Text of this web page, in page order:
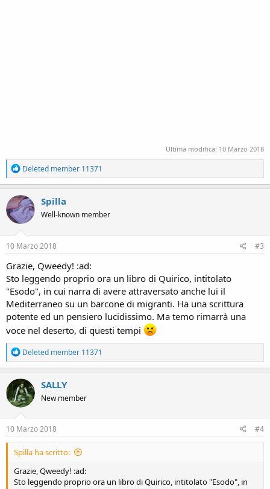
Ultima modifica: 10 Marzo 2018
R
e
a
c
t
i
o
n
s
Deleted member 11371
Spilla
Well-known member
10 Marzo 2018 #3
Grazie, Qweedy! :ad:
Sto leggendo proprio ora un libro di Quirico, intitolato
"Esodo", in cui narra di avere attraversato anche lui il
Mediterraneo su un barcone di migranti. Ha una scrittura
potente ed un pensiero lucidissimo. Ma temo rimarrà una
voce nel deserto, di questi tempi
R
e
a
c
t
i
o
n
s
Deleted member 11371
SALLY
New member
10 Marzo 2018 #4
Spilla ha scritto:
Grazie, Qweedy! :ad:
Sto leggendo proprio ora un libro di Quirico, intitolato "Esodo", in